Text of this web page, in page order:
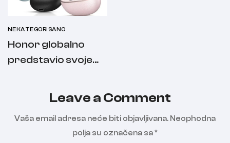
NEKATEGORISANO
Honor globalno
predstavio svoje
Leave a Comment
Vaša email adresa neće biti objavljivana. Neophodna
polja su označena sa*